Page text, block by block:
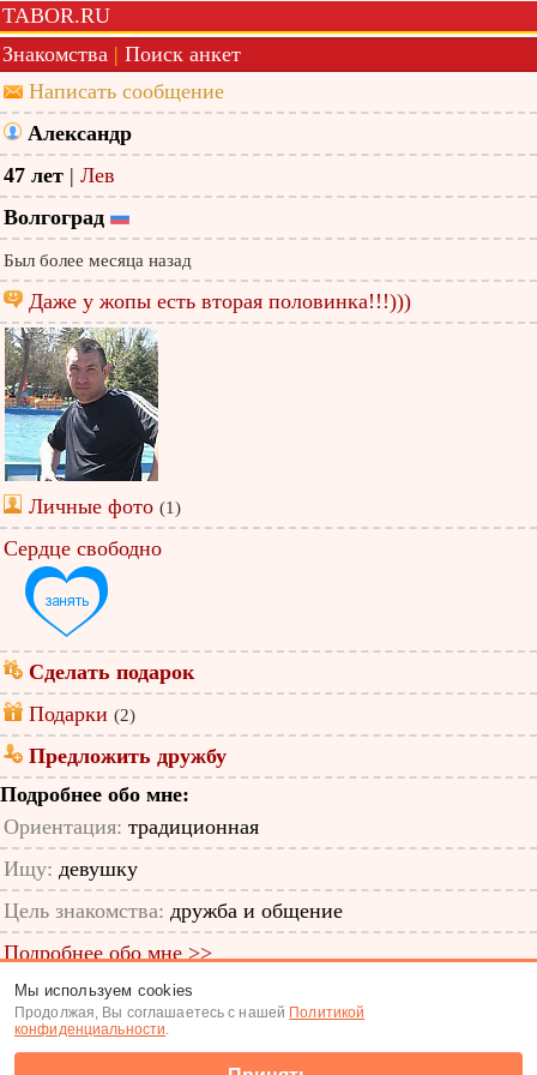
TABOR.RU
Знакомства | Поиск анкет
Написать сообщение
Александр
47 лет | Лев
Волгоград
Был более месяца назад
Даже у жопы есть вторая половинка!!!)))
Личные фото (1)
Сердце свободно
Сделать подарок
Подарки (2)
Предложить дружбу
Подробнее обо мне:
Ориентация: традиционная
Ищу: девушку
Цель знакомства: дружба и общение
Подробнее обо мне >>
ID анкеты: 13032308
Знакомства|Поиск анкет
Мы используем cookies
Продолжая, Вы соглашаетесь с нашей Политикой
конфиденциальности.